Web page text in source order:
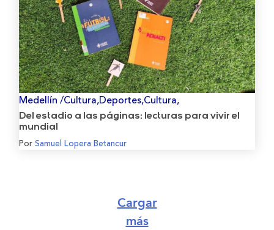
Medellín /Cultura,Deportes,Cultura,
Del estadio a las páginas: lecturas para vivir el
mundial
PorSamuel Lopera Betancur
Cargar
más